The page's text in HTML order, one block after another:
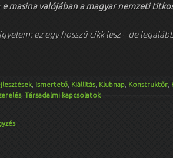
e masina valójában a magyar nemzeti
ez egy hosszú cikk lesz – de
Ismertető Kiállítás, Klubnap Konstruktőr
, Társadalmi kapcsolatok